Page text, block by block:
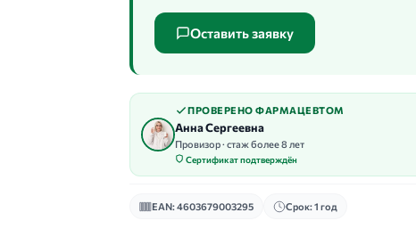
Оставить заявку
ПРОВЕРЕНО ФАРМАЦЕВТОМ
Анна Сергеевна
Провизор · стаж более 8 лет
Сертификат подтверждён
EAN: 4603679003295 Срок: 1 год